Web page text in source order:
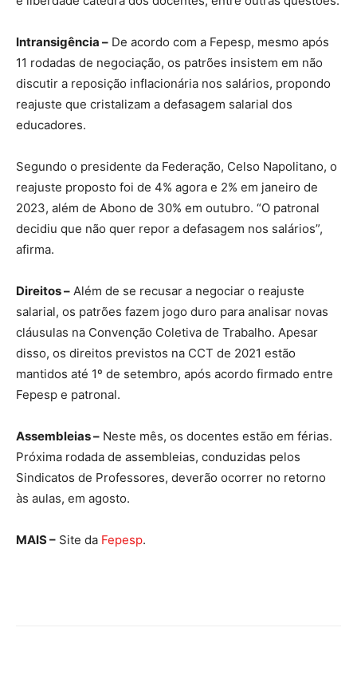
Intransigência – De acordo com a Fepesp, mesmo após
11 rodadas de negociação, os patrões insistem em não
discutir a reposição inflacionária nos salários, propondo
reajuste que cristalizam a defasagem salarial dos
educadores.
Segundo o presidente da Federação, Celso Napolitano, o
reajuste proposto foi de 4% agora e 2% em janeiro de
2023, além de Abono de 30% em outubro. “O patronal
decidiu que não quer repor a defasagem nos salários”,
afirma.
Direitos – Além de se recusar a negociar o reajuste
salarial, os patrões fazem jogo duro para analisar novas
cláusulas na Convenção Coletiva de Trabalho. Apesar
disso, os direitos previstos na CCT de 2021 estão
mantidos até 1º de setembro, após acordo firmado entre
Fepesp e patronal.
Assembleias – Neste mês, os docentes estão em férias.
Próxima rodada de assembleias, conduzidas pelos
Sindicatos de Professores, deverão ocorrer no retorno
às aulas, em agosto.
MAIS – Site da Fepesp.